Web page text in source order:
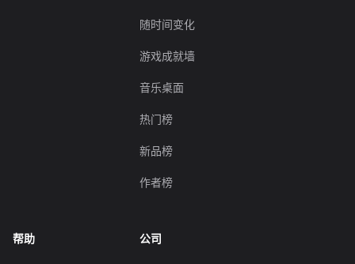
随时间变化
游戏成就墙
音乐桌面
热门榜
新品榜
作者榜
帮助 公司